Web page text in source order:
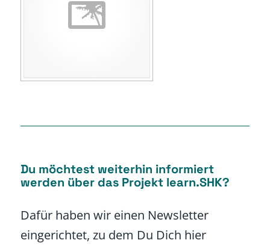
Du möchtest weiterhin informiert
werden über das Projekt learn.SHK?
Dafür haben wir einen Newsletter
eingerichtet, zu dem Du Dich hier